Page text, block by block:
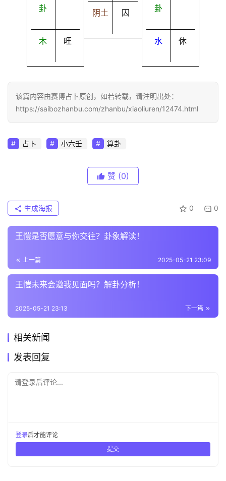
卦
木 旺
阴土 囚
卦
水 休
该篇内容由赛博占卜原创，如若转载，请注明出处：
https://saibozhanbu.com/zhanbu/xiaoliuren/12474.html
占卜 小六壬 算卦
赞 (0)
0 0
生成海报
王愷是否愿意与你交往？卦象解读！
上一篇 2025-05-21 23:09
王愷未来会邀我见面吗？解卦分析！
下一篇
2025-05-21 23:13
相关新闻
发表回复
请登录后评论...
登录后才能评论
提交